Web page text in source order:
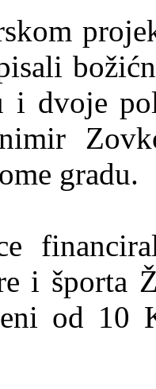
i dvoje
gradu.
i športa
od 10